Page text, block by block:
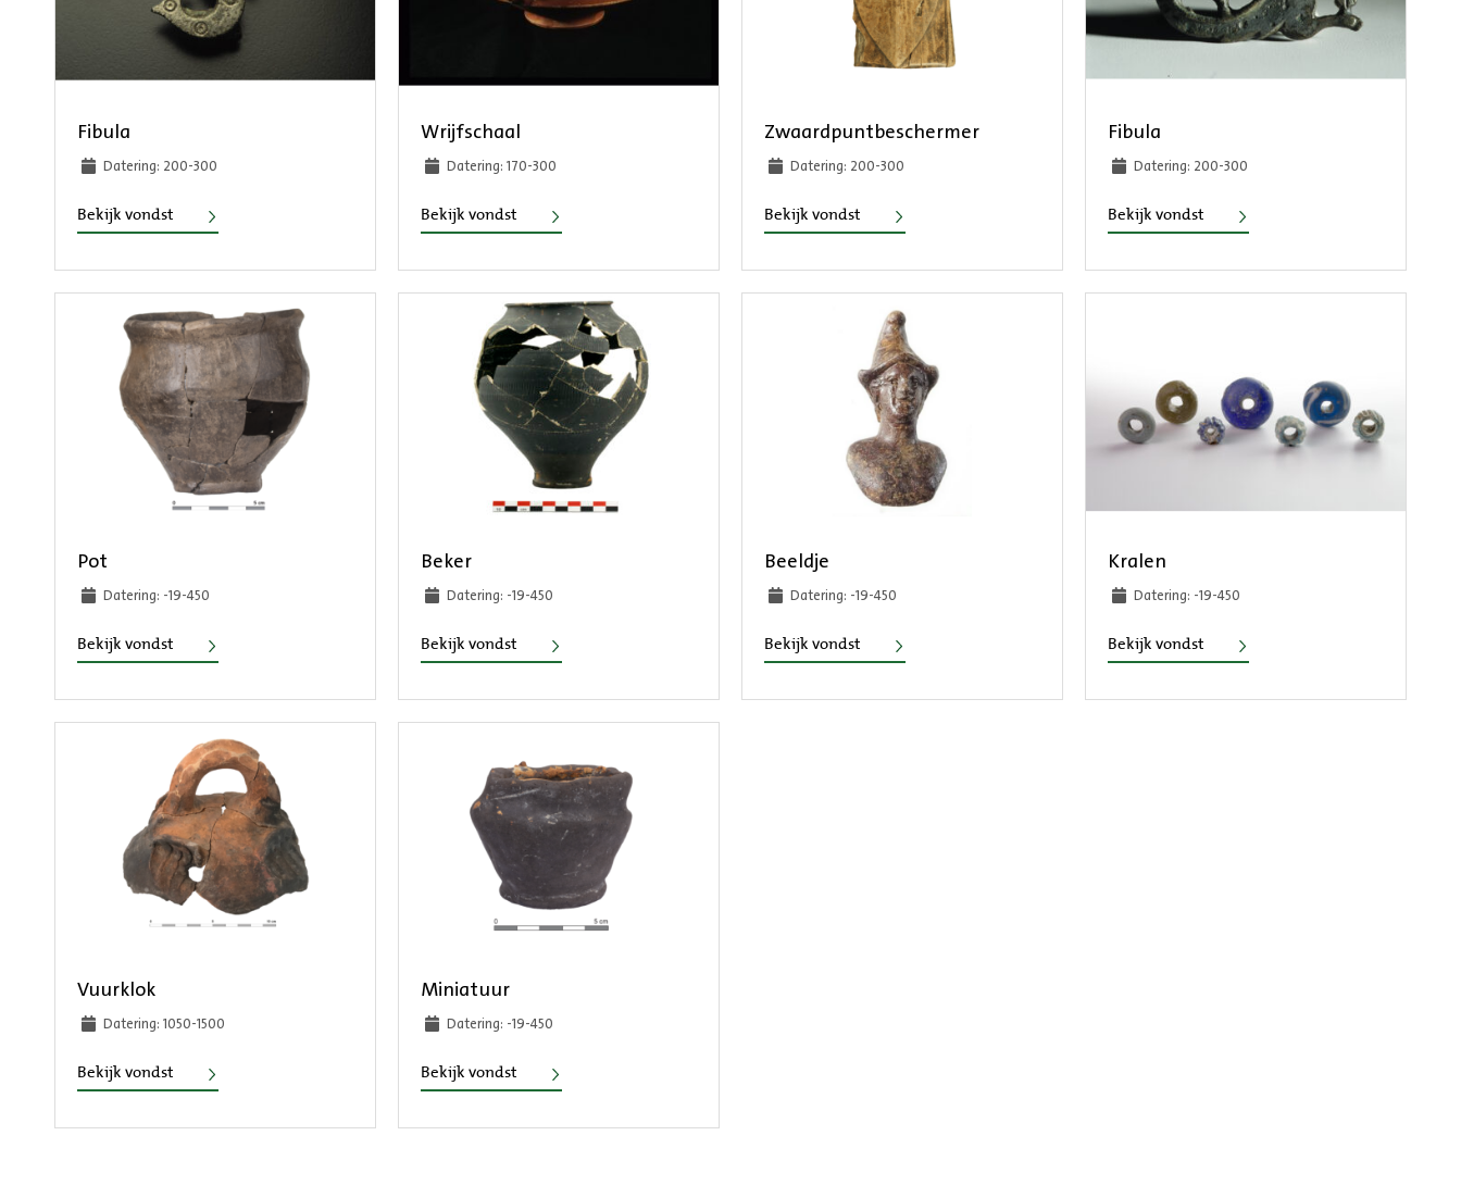
Fibula
Datering: 200-300
Bekijk vondst Fibula
Wrijfschaal
Datering: 170-300
Bekijk vondst Wrijfschaal
Zwaardpuntbeschermer
Datering: 200-300
Bekijk vondst Zwaardpuntbeschermer
Fibula
Datering: 200-300
Bekijk vondst Fibula
Pot
Datering: -19-450
Bekijk vondst
Beker
Datering: -19-450
Bekijk vondst Beker
Beeldje
Datering: -19-450
Bekijk vondst Beeldje
Kralen
Datering: -19-450
Bekijk vondst Kralen
Vuurklok
Datering: 1050-1500
Bekijk vondst Vuurklok
Miniatuur
Datering: -19-450
Bekijk vondst Miniatuur